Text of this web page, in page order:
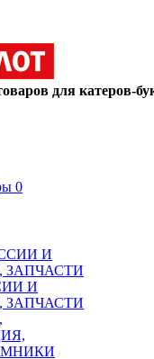
для катеров-
0
И
ЗАПЧАСТИ